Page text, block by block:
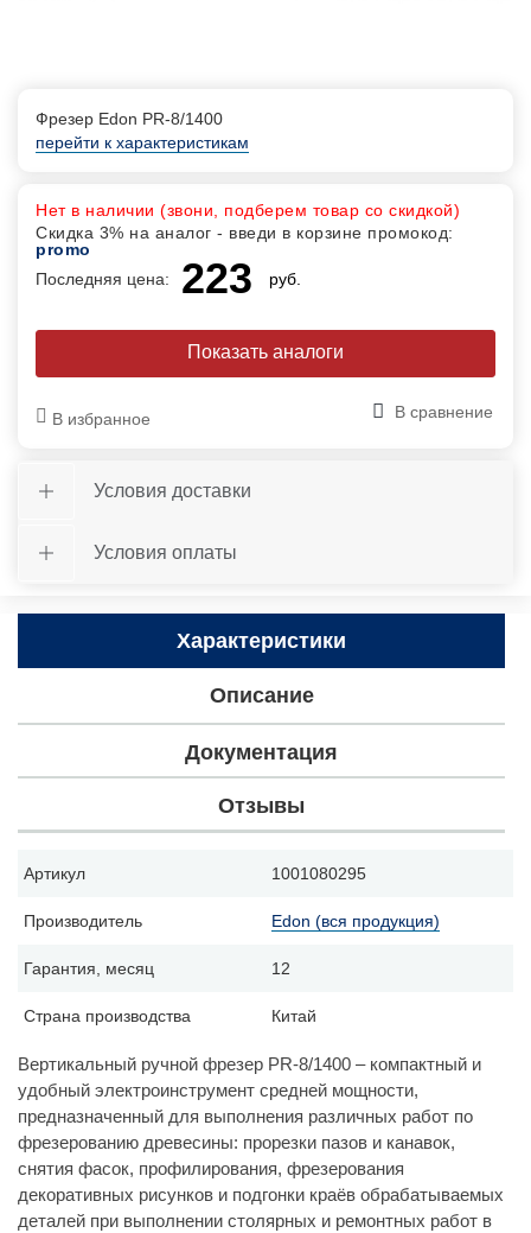
Фрезер Edon PR-8/1400
перейти к характеристикам
Нет в наличии (звони, подберем товар со скидкой)
Скидка 3% на аналог - введи в корзине промокод:
promo
Последняя цена:
223 руб.
Показать аналоги
В избранное В сравнение
Условия доставки
Условия оплаты
Характеристики
Описание
Документация
Отзывы
Артикул 1001080295
Производитель Edon (вся продукция)
Гарантия, месяц 12
Страна производства Китай
Вертикальный ручной фрезер PR-8/1400 – компактный и
удобный электроинструмент средней мощности,
предназначенный для выполнения различных работ по
фрезерованию древесины: прорезки пазов и канавок,
снятия фасок, профилирования, фрезерования
декоративных рисунков и подгонки краёв обрабатываемых
деталей при выполнении столярных и ремонтных работ в